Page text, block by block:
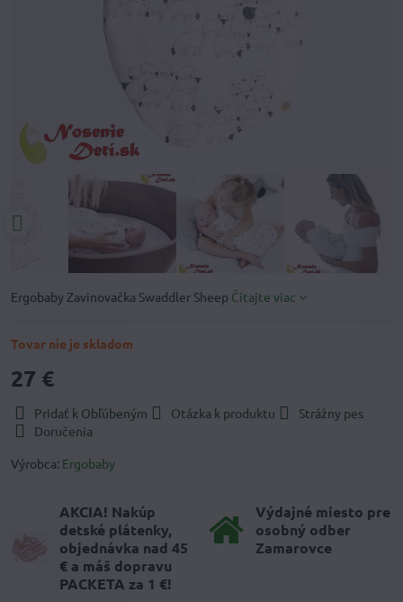
Ergobaby Zavinovačka Swaddler Sheep Čítajte viac
Tovar nie je skladom
27 €
Pridať k Obľúbeným Otázka k produktu
Strážny pes
Doručenia
Výrobca: Ergobaby
AKCIA! Nakúp
detské plátenky,
objednávka nad 45
€ a máš dopravu
PACKETA za 1 €!
Výdajné miesto pre
osobný odber
Zamarovce